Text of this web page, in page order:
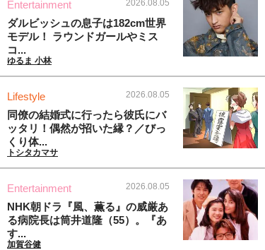
Entertainment 2026.08.05
ダルビッシュの息子は182cm世界
モデル！ ラウンドガールやミス
コ...
ゆるま 小林
Lifestyle 2026.08.05
同僚の結婚式に行ったら彼氏にバ
ッタリ！偶然が招いた縁？／びっ
くり体...
トシタカマサ
Entertainment 2026.08.05
NHK朝ドラ『風、薫る』の威厳あ
る病院長は筒井道隆（55）。『あ
す...
加賀谷健